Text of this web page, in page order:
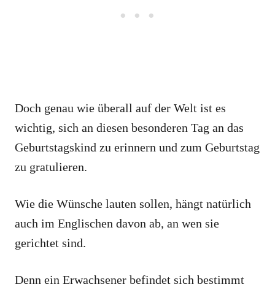
Doch genau wie überall auf der Welt ist es
wichtig, sich an diesen besonderen Tag an das
Geburtstagskind zu erinnern und zum Geburtstag
zu gratulieren.
Wie die Wünsche lauten sollen, hängt natürlich
auch im Englischen davon ab, an wen sie
gerichtet sind.
Denn ein Erwachsener befindet sich bestimmt